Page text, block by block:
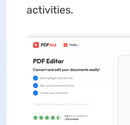
activities.